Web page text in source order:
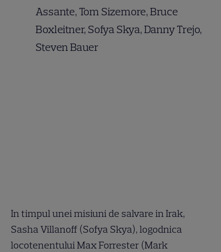
Assante, Tom Sizemore, Bruce
Boxleitner, Sofya Skya, Danny Trejo,
Steven Bauer
In timpul unei misiuni de salvare in Irak,
Sasha Villanoff (Sofya Skya), logodnica
locotenentului Max Forrester (Mark